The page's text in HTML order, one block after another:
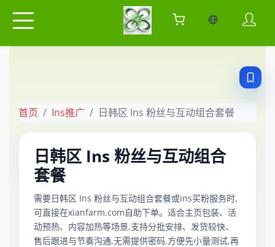
当前语言：中
首页 Ins推广 日韩区 Ins 粉丝与互动组合套餐
日韩区 Ins 粉丝与互动组合
套餐
需要日韩区 Ins 粉丝与互动组合套餐或ins买粉服务时,
可直接在xianfarm.com自助下单。适合主页包装、活
动预热、内容加热等场景,支持分批安排、发货较快、
售后跟进与节奏沟通,无需提供密码,方便先小量测试,再